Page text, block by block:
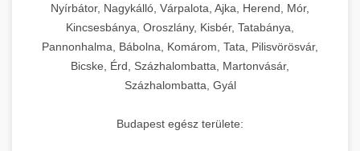
Nyírbátor, Nagykálló, Várpalota, Ajka, Herend, Mór,
Kincsesbánya, Oroszlány, Kisbér, Tatabánya,
Pannonhalma, Bábolna, Komárom, Tata, Pilisvörösvár,
Bicske, Érd, Százhalombatta, Martonvásár,
Százhalombatta, Gyál
Budapest egész területe: